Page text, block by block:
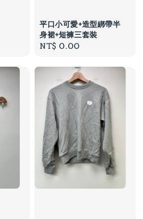
平口小可愛+造型綁帶半
身裙+短褲三套裝
Regular
NT$ 0.00